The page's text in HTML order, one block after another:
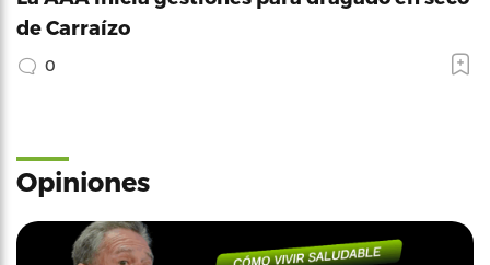
de Carraízo
0
Opiniones